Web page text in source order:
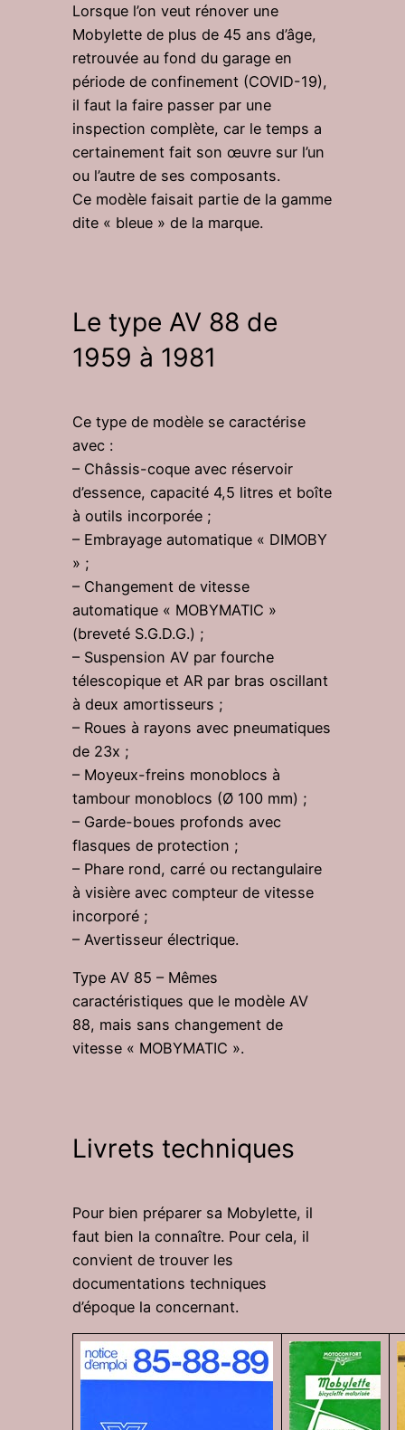
Lorsque l’on veut rénover une
Mobylette de plus de 45 ans d’âge,
retrouvée au fond du garage en
période de confinement (COVID-19),
il faut la faire passer par une
inspection complète, car le temps a
certainement fait son œuvre sur l’un
ou l’autre de ses composants.
Ce modèle faisait partie de la gamme
dite « bleue » de la marque.
Le type AV 88 de
1959 à 1981
Ce type de modèle se caractérise
avec :
– Châssis-coque avec réservoir
d’essence, capacité 4,5 litres et boîte
à outils incorporée ;
– Embrayage automatique « DIMOBY
» ;
– Changement de vitesse
automatique « MOBYMATIC »
(breveté S.G.D.G.) ;
– Suspension AV par fourche
télescopique et AR par bras oscillant
à deux amortisseurs ;
– Roues à rayons avec pneumatiques
de 23x ;
– Moyeux-freins monoblocs à
tambour monoblocs (Ø 100 mm) ;
– Garde-boues profonds avec
flasques de protection ;
– Phare rond, carré ou rectangulaire
à visière avec compteur de vitesse
incorporé ;
– Avertisseur électrique.
Type AV 85 – Mêmes
caractéristiques que le modèle AV
88, mais sans changement de
vitesse « MOBYMATIC ».
Livrets techniques
Pour bien préparer sa Mobylette, il
faut bien la connaître. Pour cela, il
convient de trouver les
documentations techniques
d’époque la concernant.